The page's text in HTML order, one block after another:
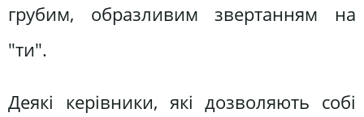
грубим, образливим звертанням на
"ти".
Деякі керівники, які дозволяють собі